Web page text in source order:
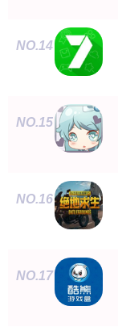
NO.14
NO.15
NO.16
NO.17